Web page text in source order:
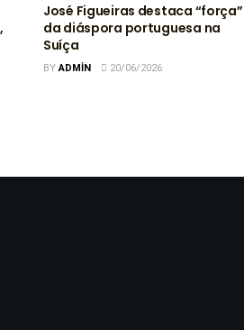
José Figueiras destaca “força”
da diáspora portuguesa na
Suíça
BYADMIN 20/06/2026